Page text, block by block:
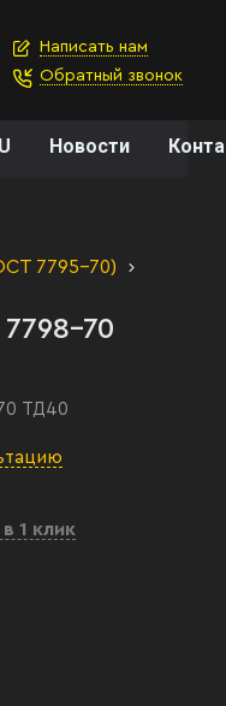
Написать нам
Обратный звонок
Новости
7795-70)
70
ТД40
1 клик